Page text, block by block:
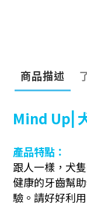
商品描述
Mind Up⎜
產品特點：
跟人一樣，犬
健康的牙齒幫
驗。請好好利